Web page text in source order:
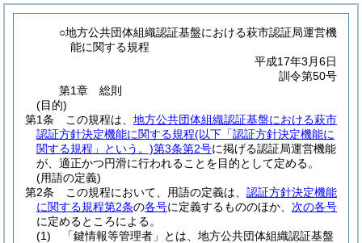
○地方公共団体組織認証基盤における萩市認証局運営機
能に関する規程
平成17年3月6日
訓令第50号
第1章
総則
(目的)
第1条
この規程は、 地方公共団体組織認証基盤における萩市
認証方針決定機能に関する規程(以下「認証方針決定機能に
関する規程」という。)第3条第2号に掲げる認証局運営機能
が、適正かつ円滑に行われることを目的として定める。
(用語の定義)
第2条
この規程において、用語の定義は、 認証方針決定機能
に関する規程第2条の各号に定義するもののほか、 次の各号
に定めるところによる。
(1)
「鍵情報等管理者」とは、地方公共団体組織認証基盤